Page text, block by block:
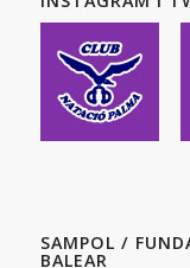
SAMPOL /
BALEAR